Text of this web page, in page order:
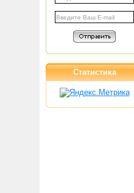
Статистика